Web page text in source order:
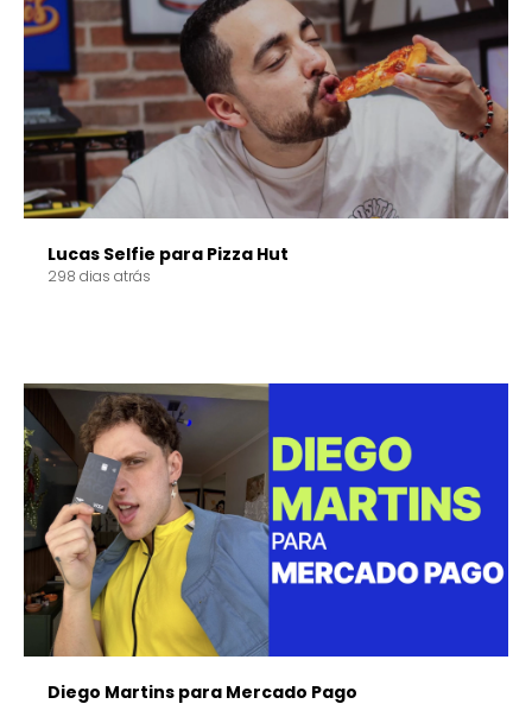
Lucas Selfie para Pizza Hut
298 dias atrás
Diego Martins para Mercado Pago